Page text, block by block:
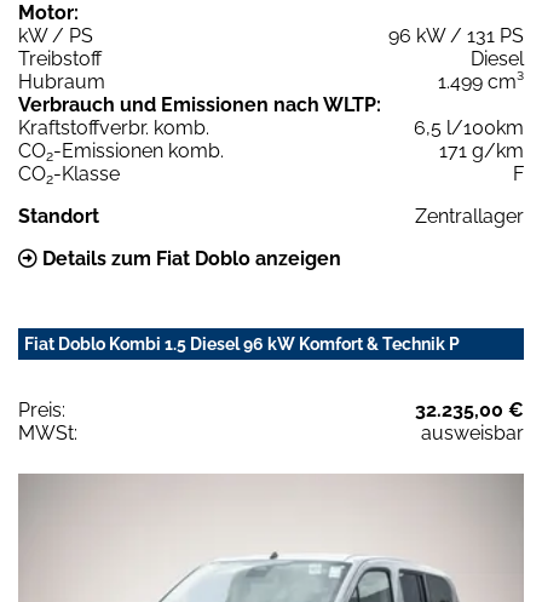
Motor:
kW / PS
96 kW / 131 PS
Treibstoff
Diesel
Hubraum
1.499 cm³
Verbrauch und Emissionen nach WLTP:
Kraftstoffverbr. komb.
6,5 l/100km
CO2-Emissionen komb.
171 g/km
CO2-Klasse
F
Standort
Zentrallager
Details zum Fiat Doblo anzeigen
Fiat Doblo Kombi 1.5 Diesel 96 kW Komfort & Technik P
Preis:
32.235,00 €
MWSt:
ausweisbar